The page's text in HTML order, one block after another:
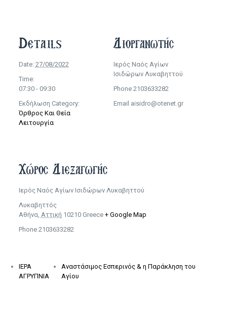
Details
Date: 27/08/2022
Time:
07:30 - 09:30
Εκδήλωση Category:
Όρθρος Και Θεία
Λειτουργία
Χώρος Διεξαγωγής
Ιερός Ναός Αγίων Ισιδώρων Λυκαβηττού
Λυκαβηττός
Αθήνα, Αττική 10210 Greece + Google Map
Phone 2103633282
Διοργανωτής
Ιερός Ναός Αγίων
Ισιδώρων Λυκαβηττού
Phone 2103633282
Email aisidro@otenet.gr
ΙΕΡΑ
ΑΓΡΥΠΝΙΑ
Αναστάσιμος Εσπερινός & η Παράκληση του
Αγίου